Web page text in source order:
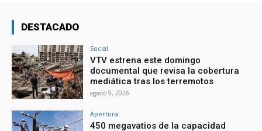
DESTACADO
Social
VTV estrena este domingo
documental que revisa la cobertura
mediática tras los terremotos
agosto 9, 2026
Apertura
450 megavatios de la capacidad